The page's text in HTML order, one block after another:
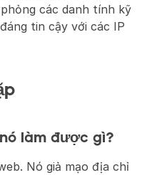
các danh tính kỹ
tin cậy với các IP
làm được gì?
Nó giả mạo địa chỉ